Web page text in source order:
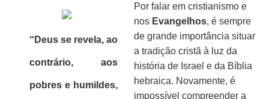
“Deus se revela, ao
contrário, aos
pobres e humildes,
Por falar em cristianismo e
nos Evangelhos, é sempre
de grande importância situar
a tradição cristã à luz da
história de Israel e da Bíblia
hebraica. Novamente, é
impossível compreender a